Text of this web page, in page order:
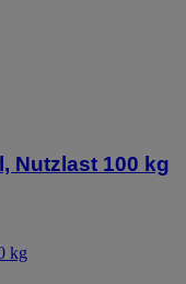
Nutzlast 100 kg
kg